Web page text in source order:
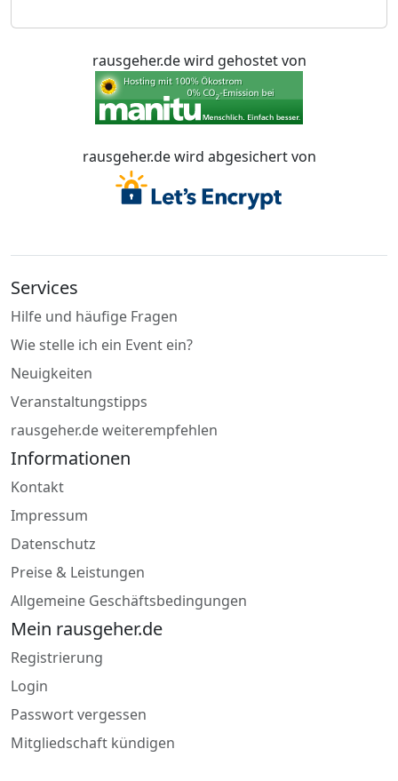
rausgeher.de wird gehostet von
rausgeher.de wird abgesichert von
Services
Hilfe und häufige Fragen
Wie stelle ich ein Event ein?
Neuigkeiten
Veranstaltungstipps
rausgeher.de weiterempfehlen
Informationen
Kontakt
Impressum
Datenschutz
Preise & Leistungen
Allgemeine Geschäftsbedingungen
Mein rausgeher.de
Registrierung
Login
Passwort vergessen
Mitgliedschaft kündigen